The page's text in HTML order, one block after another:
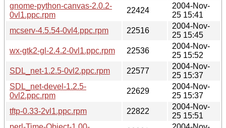
gnome-python-canvas-2.0.2-
0vl1.ppc.rpm
22424
2004-Nov-
25 15:41
mcserv-4.5.54-0vl4.ppc.rpm
22516
2004-Nov-
25 15:45
wx-gtk2-gl-2.4.2-0vl1.ppc.rpm
22536
2004-Nov-
25 15:52
SDL_net-1.2.5-0vl2.ppc.rpm
22577
2004-Nov-
25 15:37
SDL_net-devel-1.2.5-
0vl2.ppc.rpm
22629
2004-Nov-
25 15:37
tftp-0.33-2vl1.ppc.rpm
22822
2004-Nov-
25 15:51